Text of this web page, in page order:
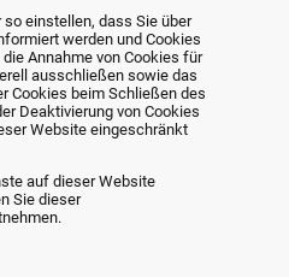
einstellen, dass Sie über
werden und Cookies
Annahme von Cookies für
ausschließen sowie das
Cookies beim Schließen des
Deaktivierung von Cookies
Website eingeschränkt
auf dieser Website
Sie dieser